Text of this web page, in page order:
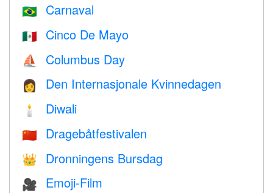
🇧🇷 Carnaval
🇲🇽 Cinco De Mayo
⛵️ Columbus Day
👩 Den Internasjonale Kvinnedagen
🕯 Diwali
🇨🇳 Dragebåtfestivalen
👑 Dronningens Bursdag
🎥 Emoji-Film